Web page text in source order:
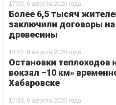
17:00, 6 августа 2026 года
Более 6,5 тысяч
заключили договоры на
древесины
16:52, 6 августа 2026 года
Остановки теплоходов
вокзал –10 км»
Хабаровске
16:30, 6 августа 2026 года